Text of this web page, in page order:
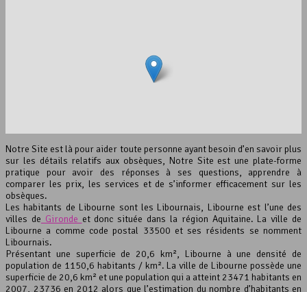
Leaflet , ©OpenStreetMapcontributeurs
interserver coupons
Notre Site est là pour aider toute personne ayant besoin d’en savoir plus
sur les détails relatifs aux obsèques, Notre Site est une plate-forme
pratique pour avoir des réponses à ses questions, apprendre à
comparer les prix, les services et de s’informer efficacement sur les
obsèques.
Les habitants de Libourne sont les Libournais, Libourne est l’une des
villes de Gironde et donc située dans la région Aquitaine. La ville de
Libourne a comme code postal 33500 et ses résidents se nomment
Libournais.
Présentant une superficie de 20,6 km², Libourne à une densité de
population de 1150,6 habitants / km². La ville de Libourne possède une
superficie de 20,6 km² et une population qui a atteint 23471 habitants en
2007, 23736 en 2012 alors que l’estimation du nombre d’habitants en